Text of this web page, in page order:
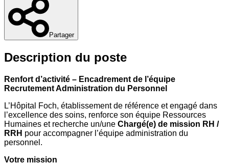
Partager
Description du poste
Renfort d’activité – Encadrement de l’équipe
Recrutement Administration du Personnel
L’Hôpital Foch, établissement de référence et engagé dans
l’excellence des soins, renforce son équipe Ressources
Humaines et recherche un/une Chargé(e) de mission RH /
RRH pour accompagner l’équipe administration du
personnel.
Votre mission